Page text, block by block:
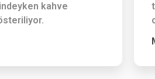
kahve